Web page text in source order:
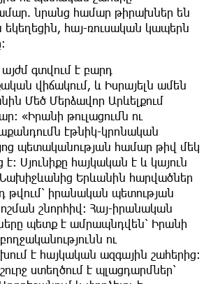
նրանց համար թիրախներ են
հայ-ռուսական կապերն
գտվում է բարդ
վիճակում, և Իսրայելն ամեն
Մեծ Մերձավոր Արևելքում
«Իրանի թուլացումն ու
էթնիկ-կրոնական
պետականության համար թիվ մեկ
Սյունիքը հայկական է և կայուն
Երևանին հարվածներ
թվում՝ իրանական պետության
շնորհիվ։ Հայ-իրանական
պետք է ամրապնդվեն՝ Իրանի
ու
է հայկական ազգային շահերից:
ստեղծում է պլացդարմներ՝